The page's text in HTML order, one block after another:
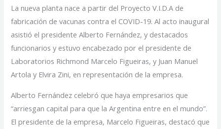
La nueva planta nace a partir del Proyecto V.I.D.A de
fabricación de vacunas contra el COVID-19. Al acto inaugural
asistió el presidente Alberto Fernández, y destacados
funcionarios y estuvo encabezado por el presidente de
Laboratorios Richmond Marcelo Figueiras, y Juan Manuel
Artola y Elvira Zini, en representación de la empresa.
Alberto Fernández celebró que haya empresarios que
“arriesgan capital para que la Argentina entre en el mundo”.
El presidente de la empresa, Marcelo Figueiras, destacó que